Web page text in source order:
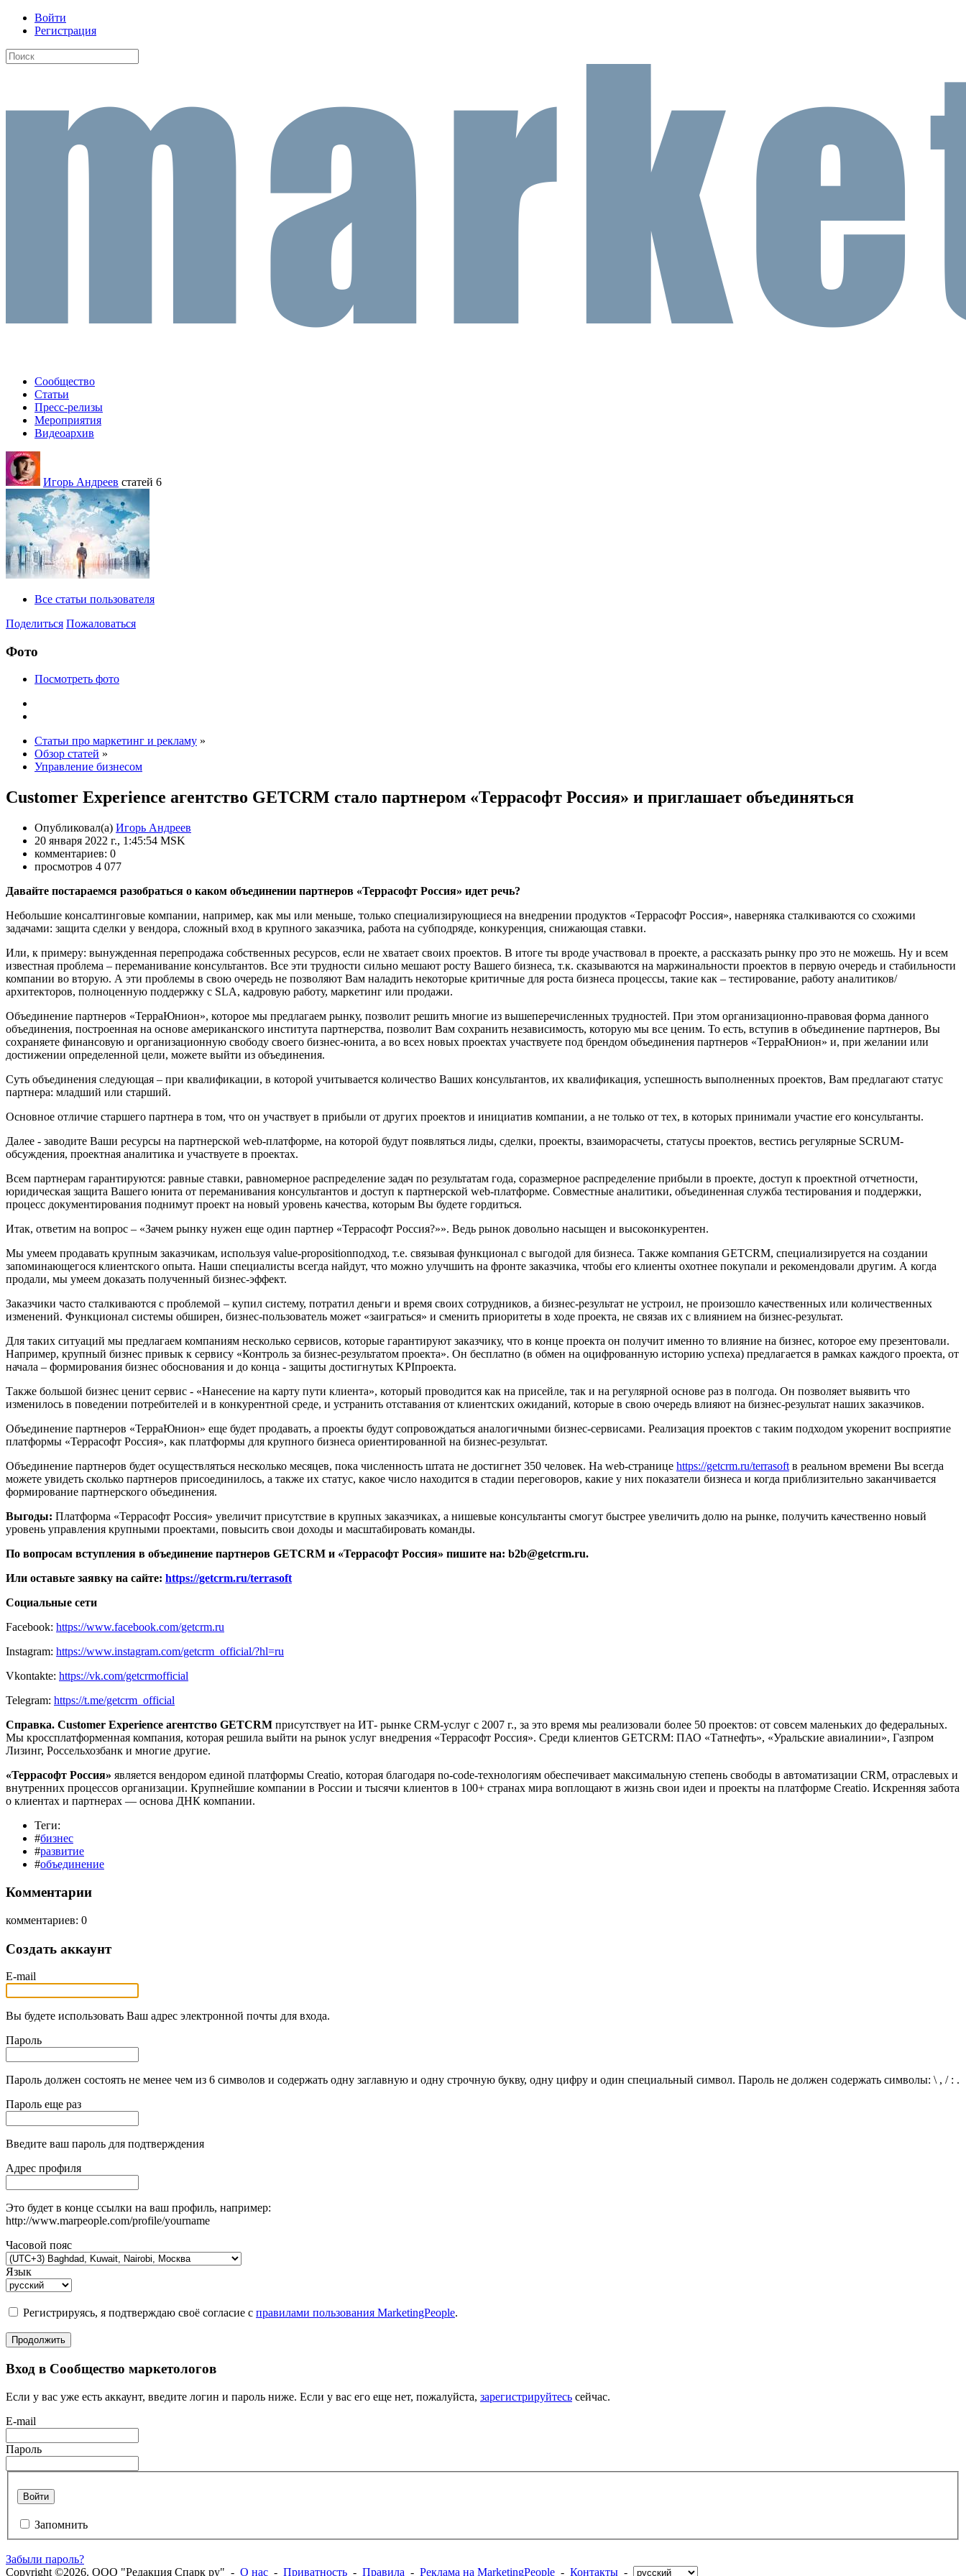
Войти
Регистрация
Сообщество
Статьи
Пресс-релизы
Мероприятия
Видеоархив
Игорь Андреев статей 6
Все статьи пользователя
Поделиться Пожаловаться
Фото
Посмотреть фото
Статьи про маркетинг и рекламу »
Обзор статей »
Управление бизнесом
Customer Experience агентство GETCRM стало партнером «Террасофт Россия» и приглашает объединяться
Опубликовал(а) Игорь Андреев
20 января 2022 г., 1:45:54 MSK
комментариев: 0
просмотров 4 077
Давайте постараемся разобраться о каком объединении партнеров «Террасофт Россия» идет речь?
Небольшие консалтинговые компании, например, как мы или меньше, только специализирующиеся на внедрении продуктов «Террасофт Россия», наверняка сталкиваются со схожими
задачами: защита сделки у вендора, сложный вход в крупного заказчика, работа на субподряде, конкуренция, снижающая ставки.
Или, к примеру: вынужденная перепродажа собственных ресурсов, если не хватает своих проектов. В итоге ты вроде участвовал в проекте, а рассказать рынку про это не можешь. Ну и всем
известная проблема – переманивание консультантов. Все эти трудности сильно мешают росту Вашего бизнеса, т.к. сказываются на маржинальности проектов в первую очередь и стабильности
компании во вторую. А эти проблемы в свою очередь не позволяют Вам наладить некоторые критичные для роста бизнеса процессы, такие как – тестирование, работу аналитиков/
архитекторов, полноценную поддержку с SLA, кадровую работу, маркетинг или продажи.
Объединение партнеров «ТерраЮнион», которое мы предлагаем рынку, позволит решить многие из вышеперечисленных трудностей. При этом организационно-правовая форма данного
объединения, построенная на основе американского института партнерства, позволит Вам сохранить независимость, которую мы все ценим. То есть, вступив в объединение партнеров, Вы
сохраняете финансовую и организационную свободу своего бизнес-юнита, а во всех новых проектах участвуете под брендом объединения партнеров «ТерраЮнион» и, при желании или
достижении определенной цели, можете выйти из объединения.
Суть объединения следующая – при квалификации, в которой учитывается количество Ваших консультантов, их квалификация, успешность выполненных проектов, Вам предлагают статус
партнера: младший или старший.
Основное отличие старшего партнера в том, что он участвует в прибыли от других проектов и инициатив компании, а не только от тех, в которых принимали участие его консультанты.
Далее - заводите Ваши ресурсы на партнерской web-платформе, на которой будут появляться лиды, сделки, проекты, взаиморасчеты, статусы проектов, вестись регулярные SCRUM-
обсуждения, проектная аналитика и участвуете в проектах.
Всем партнерам гарантируются: равные ставки, равномерное распределение задач по результатам года, соразмерное распределение прибыли в проекте, доступ к проектной отчетности,
юридическая защита Вашего юнита от переманивания консультантов и доступ к партнерской web-платформе. Совместные аналитики, объединенная служба тестирования и поддержки,
процесс документирования поднимут проект на новый уровень качества, которым Вы будете гордиться.
Итак, ответим на вопрос – «Зачем рынку нужен еще один партнер «Террасофт Россия?»». Ведь рынок довольно насыщен и высоконкурентен.
Мы умеем продавать крупным заказчикам, используя value-propositionподход, т.е. связывая функционал с выгодой для бизнеса. Также компания GETCRM, специализируется на создании
запоминающегося клиентского опыта. Наши специалисты всегда найдут, что можно улучшить на фронте заказчика, чтобы его клиенты охотнее покупали и рекомендовали другим. А когда
продали, мы умеем доказать полученный бизнес-эффект.
Заказчики часто сталкиваются с проблемой – купил систему, потратил деньги и время своих сотрудников, а бизнес-результат не устроил, не произошло качественных или количественных
изменений. Функционал системы обширен, бизнес-пользователь может «заиграться» и сменить приоритеты в ходе проекта, не связав их с влиянием на бизнес-результат.
Для таких ситуаций мы предлагаем компаниям несколько сервисов, которые гарантируют заказчику, что в конце проекта он получит именно то влияние на бизнес, которое ему презентовали.
Например, крупный бизнес привык к сервису «Контроль за бизнес-результатом проекта». Он бесплатно (в обмен на оцифрованную историю успеха) предлагается в рамках каждого проекта, от
начала – формирования бизнес обоснования и до конца - защиты достигнутых KPIпроекта.
Также большой бизнес ценит сервис - «Нанесение на карту пути клиента», который проводится как на присейле, так и на регулярной основе раз в полгода. Он позволяет выявить что
изменилось в поведении потребителей и в конкурентной среде, и устранить отставания от клиентских ожиданий, которые в свою очередь влияют на бизнес-результат наших заказчиков.
Объединение партнеров «ТерраЮнион» еще будет продавать, а проекты будут сопровождаться аналогичными бизнес-сервисами. Реализация проектов с таким подходом укоренит восприятие
платформы «Террасофт Россия», как платформы для крупного бизнеса ориентированной на бизнес-результат.
Объединение партнеров будет осуществляться несколько месяцев, пока численность штата не достигнет 350 человек. На web-странице https://getcrm.ru/terrasoft в реальном времени Вы всегда
можете увидеть сколько партнеров присоединилось, а также их статус, какое число находится в стадии переговоров, какие у них показатели бизнеса и когда приблизительно заканчивается
формирование партнерского объединения.
Выгоды: Платформа «Террасофт Россия» увеличит присутствие в крупных заказчиках, а нишевые консультанты смогут быстрее увеличить долю на рынке, получить качественно новый
уровень управления крупными проектами, повысить свои доходы и масштабировать команды.
По вопросам вступления в объединение партнеров GETCRM и «Террасофт Россия» пишите на: b2b@getcrm.ru.
Или оставьте заявку на сайте: https://getcrm.ru/terrasoft
Cоциальные сети
Facebook: https://www.facebook.com/getcrm.ru
Instagram: https://www.instagram.com/getcrm_official/?hl=ru
Vkontakte: https://vk.com/getcrmofficial
Telegram: https://t.me/getcrm_official
Справка. Customer Experience агентство GETCRM присутствует на ИТ- рынке CRM-услуг с 2007 г., за это время мы реализовали более 50 проектов: от совсем маленьких до федеральных.
Мы кроссплатформенная компания, которая решила выйти на рынок услуг внедрения «Террасофт Россия». Cреди клиентов GETCRM: ПАО «Татнефть», «Уральские авиалинии», Газпром
Лизинг, Россельхозбанк и многие другие.
«Террасофт Россия» является вендором единой платформы Creatio, которая благодаря no-code-технологиям обеспечивает максимальную степень свободы в автоматизации CRM, отраслевых и
внутренних процессов организации. Крупнейшие компании в России и тысячи клиентов в 100+ странах мира воплощают в жизнь свои идеи и проекты на платформе Creatio. Искренняя забота
о клиентах и партнерах — основа ДНК компании.
Теги:
#бизнес
#развитие
#объединение
Комментарии
комментариев: 0
Создать аккаунт
E-mail
Вы будете использовать Ваш адрес электронной почты для входа.
Пароль
Пароль должен состоять не менее чем из 6 символов и содержать одну заглавную и одну строчную букву, одну цифру и один специальный символ. Пароль не должен содержать символы: \ , / : .
Пароль еще раз
Введите ваш пароль для подтверждения
Адрес профиля
Это будет в конце ссылки на ваш профиль, например:
http://www.marpeople.com/profile/yourname
Часовой пояс
Язык
Регистрируясь, я подтверждаю своё согласие с правилами пользования MarketingPeople.
Продолжить
Вход в Сообщество маркетологов
Если у вас уже есть аккаунт, введите логин и пароль ниже. Если у вас его еще нет, пожалуйста, зарегистрируйтесь сейчас.
E-mail
Пароль
Войти
Запомнить
Забыли пароль?
Copyright ©2026. ООО "Редакция Спарк ру" - О нас - Приватность - Правила - Реклама на MarketingPeople - Контакты -